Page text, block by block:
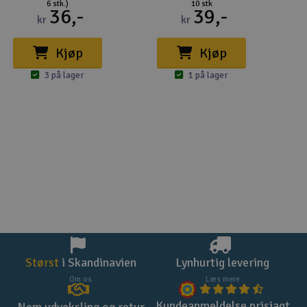
6 stk.)
kr 36,-
Kjøp
3 på lager
10 stk
kr 39,-
Kjøp
1 på lager
Størst i Skandinavien
Om os
Lynhurtig levering
Læs mere